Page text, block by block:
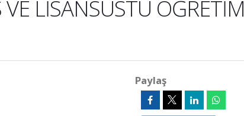
VE LİSANSÜSTÜ ÖĞRETİM
Paylaş